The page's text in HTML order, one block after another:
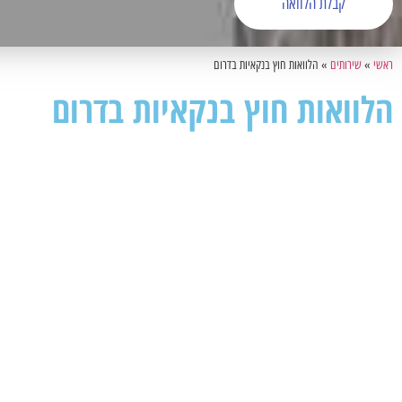
ראשי »שירותים » הלוואות חוץ בנקאיות בדרום
הלוואות חוץ בנקאיות בדרום